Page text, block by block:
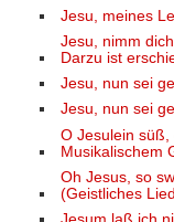
Jesu, meines
Jesu, nimm
Darzu ist
Jesu, nun sei
Jesu, nun sei
O Jesulein süß,
Musikalischem
Oh Jesus, so
(Geistliches